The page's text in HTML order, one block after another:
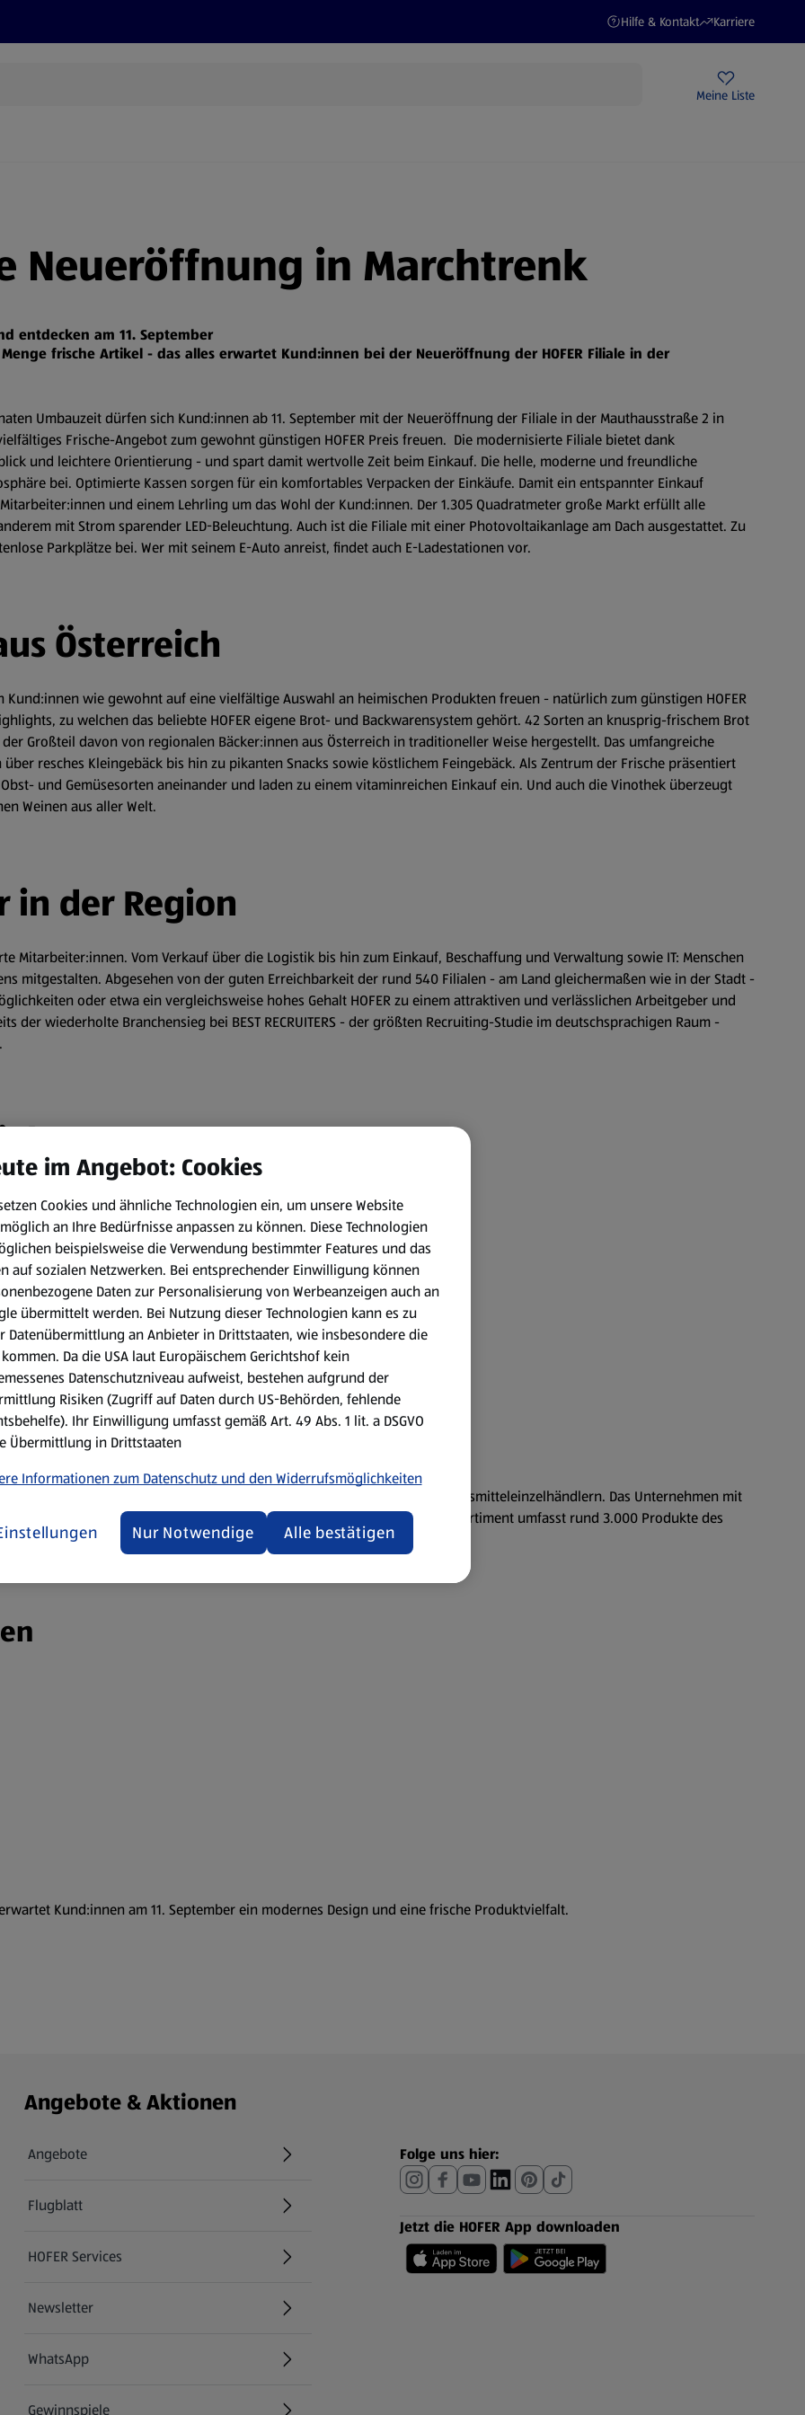
Hilfe & Kontakt
(öffnet in einem neuen Tab)
Karriere
(öffnet in einem
Meine Liste
Neueröffnung in Marchtrenk
entdecken am 11. September
frische Artikel - das alles erwartet Kund:innen bei der Neueröffnung der HOFER Filiale in der
Umbauzeit dürfen sich Kund:innen ab 11. September mit der Neueröffnung der Filiale in der Mauthausstraße 2 in
Frische-Angebot zum gewohnt günstigen HOFER Preis freuen. Die modernisierte Filiale bietet dank
und leichtere Orientierung - und spart damit wertvolle Zeit beim Einkauf. Die helle, moderne und freundliche
bei. Optimierte Kassen sorgen für ein komfortables Verpacken der Einkäufe. Damit ein entspannter Einkauf
und einem Lehrling um das Wohl der Kund:innen. Der 1.305 Quadratmeter große Markt erfüllt alle
mit Strom sparender LED-Beleuchtung. Auch ist die Filiale mit einer Photovoltaikanlage am Dach ausgestattet. Zu
Parkplätze bei. Wer mit seinem E-Auto anreist, findet auch E-Ladestationen vor.
Österreich
wie gewohnt auf eine vielfältige Auswahl an heimischen Produkten freuen - natürlich zum günstigen HOFER
zu welchen das beliebte HOFER eigene Brot- und Backwarensystem gehört. 42 Sorten an knusprig-frischem Brot
Großteil davon von regionalen Bäcker:innen aus Österreich in traditioneller Weise hergestellt. Das umfangreiche
resches Kleingebäck bis hin zu pikanten Snacks sowie köstlichem Feingebäck. Als Zentrum der Frische präsentiert
und Gemüsesorten aneinander und laden zu einem vitaminreichen Einkauf ein. Und auch die Vinothek überzeugt
Weinen aus aller Welt.
in der Region
Mitarbeiter:innen. Vom Verkauf über die Logistik bis hin zum Einkauf, Beschaffung und Verwaltung sowie IT: Menschen
mitgestalten. Abgesehen von der guten Erreichbarkeit der rund 540 Filialen - am Land gleichermaßen wie in der Stadt -
oder etwa ein vergleichsweise hohes Gehalt HOFER zu einem attraktiven und verlässlichen Arbeitgeber und
der wiederholte Branchensieg bei BEST RECRUITERS - der größten Recruiting-Studie im deutschsprachigen Raum -
Uhr
motivierten Mitarbeiter:innen zu den erfolgreichsten österreichischen Lebensmitteleinzelhändlern. Das Unternehmen mit
hervorragende Qualität zum günstigen HOFER Preis. Das Standardsortiment umfasst rund 3.000 Produkte des
HOFER setzt sich aktiv für Klimaschutz ein.
Kund:innen am 11. September ein modernes Design und eine frische Produktvielfalt.
Angebote & Aktionen
Angebote
Flugblatt
HOFER Services
Newsletter
WhatsApp
Gewinnspiele
Folge uns hier:
Jetzt die HOFER App downloaden
im Angebot: Cookies
Cookies und ähnliche Technologien ein, um unsere Website
an Ihre Bedürfnisse anpassen zu können. Diese Technologien
beispielsweise die Verwendung bestimmter Features und das
auf sozialen Netzwerken. Bei entsprechender Einwilligung können
Daten zur Personalisierung von Werbeanzeigen auch an
übermittelt werden. Bei Nutzung dieser Technologien kann es zu
Datenübermittlung an Anbieter in Drittstaaten, wie insbesondere die
kommen. Da die USA laut Europäischem Gerichtshof kein
Datenschutzniveau aufweist, bestehen aufgrund der
Risiken (Zugriff auf Daten durch US-Behörden, fehlende
Ihr Einwilligung umfasst gemäß Art. 49 Abs. 1 lit. a DSGVO
Übermittlung in Drittstaaten
Informationen zum Datenschutz und den Widerrufsmöglichkeiten
Nur Notwendige Alle bestätigen